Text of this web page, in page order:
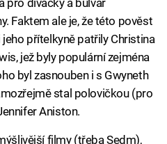
pro divačky a bulvár
Faktem ale je, že této pověst
přítelkyně patřily Christina
jež byly populární zejména
byl zasnouben i s Gwyneth
stal polovičkou (pro
Aniston.
filmy (třeba Sedm),